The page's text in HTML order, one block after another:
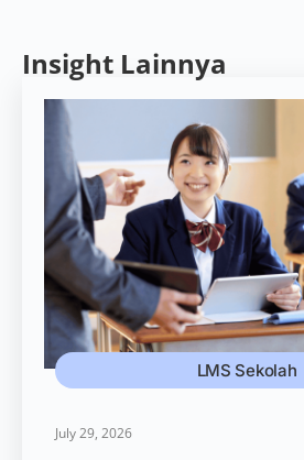
Insight Lainnya
LMS Sekolah
July 29, 2026